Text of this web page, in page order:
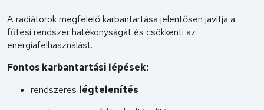
A radiátorok megfelelő karbantartása jelentősen javítja a
fűtési rendszer hatékonyságát és csökkenti az
energiafelhasználást.
Fontos karbantartási lépések:
rendszeres légtelenítés